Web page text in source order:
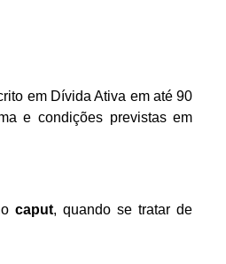
em Dívida Ativa em até 90
e condições previstas em
caput, quando se tratar de